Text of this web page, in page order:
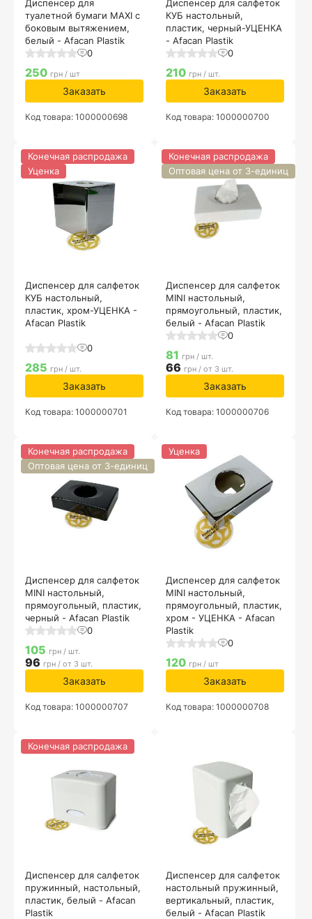
Диспенсер для
туалетной бумаги MAXI с
боковым вытяжением,
белый - Afacan Plastik
0
250 грн / шт
Заказать
Код товара: 1000000698
Диспенсер для салфеток
КУБ настольный,
пластик, черный-УЦЕНКА
- Afacan Plastik
0
210 грн / шт.
Заказать
Код товара: 1000000700
Диспенсер для салфеток
КУБ настольный,
пластик, хром-УЦЕНКА -
Afacan Plastik
0
Конечная распродажа
Уценка
285 грн / шт.
Заказать
Код товара: 1000000701
Диспенсер для салфеток
MINI настольный,
прямоугольный, пластик,
белый - Afacan Plastik
0
Конечная распродажа
Оптовая цена от 3-единиц
81 грн / шт.
66 грн / от 3 шт.
Заказать
Код товара: 1000000706
Диспенсер для салфеток
MINI настольный,
прямоугольный, пластик,
черный - Afacan Plastik
0
Конечная распродажа
Оптовая цена от 3-единиц
105 грн / шт.
96 грн / от 3 шт.
Заказать
Код товара: 1000000707
Диспенсер для салфеток
MINI настольный,
прямоугольный, пластик,
хром - УЦЕНКА - Afacan
Plastik
0
Уценка
120 грн / шт
Заказать
Код товара: 1000000708
Диспенсер для салфеток
пружинный, настольный,
пластик, белый - Afacan
Plastik
Конечная распродажа
Диспенсер для салфеток
настольный пружинный,
вертикальный, пластик,
белый - Afacan Plastik